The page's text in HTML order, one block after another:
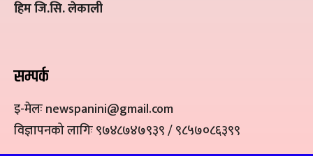
हिम जि.सि. लेकाली
सम्पर्क
इ-मेलः newspanini@gmail.com
विज्ञापनको लागिः ९७४८७४७९३९ / ९८५७०८६३९९